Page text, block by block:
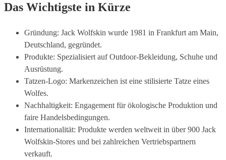
Das Wichtigste in Kürze
Gründung: Jack Wolfskin wurde 1981 in Frankfurt am Main,
Deutschland, gegründet.
Produkte: Spezialisiert auf Outdoor-Bekleidung, Schuhe und
Ausrüstung.
Tatzen-Logo: Markenzeichen ist eine stilisierte Tatze eines
Wolfes.
Nachhaltigkeit: Engagement für ökologische Produktion und
faire Handelsbedingungen.
Internationalität: Produkte werden weltweit in über 900 Jack
Wolfskin-Stores und bei zahlreichen Vertriebspartnern
verkauft.